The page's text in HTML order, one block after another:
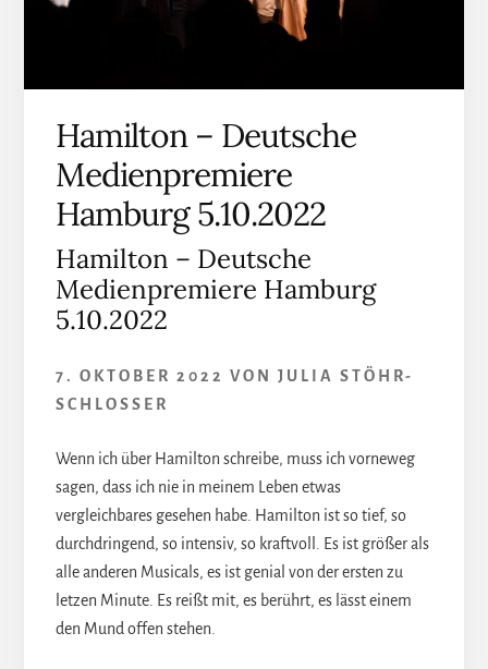
Hamilton – Deutsche
Medienpremiere
Hamburg 5.10.2022
Hamilton – Deutsche
Medienpremiere Hamburg
5.10.2022
7. OKTOBER 2022 VON JULIA STÖHR-
SCHLOSSER
Wenn ich über Hamilton schreibe, muss ich vorneweg
sagen, dass ich nie in meinem Leben etwas
vergleichbares gesehen habe. Hamilton ist so tief, so
durchdringend, so intensiv, so kraftvoll. Es ist größer als
alle anderen Musicals, es ist genial von der ersten zu
letzen Minute. Es reißt mit, es berührt, es lässt einem
den Mund offen stehen.